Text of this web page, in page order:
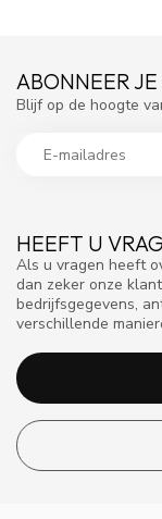
HEEFT U
Als u vragen heeft
dan zeker onze
bedrijfsgegevens,
verschillende
ABONNEER
Blijf op de hoogte